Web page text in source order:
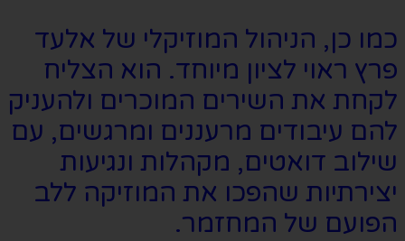
כמו כן, הניהול המוזיקלי של אלעד
פרץ ראוי לציון מיוחד. הוא הצליח
לקחת את השירים המוכרים ולהעניק
להם עיבודים מרעננים ומרגשים, עם
שילוב דואטים, מקהלות ונגיעות
יצירתיות שהפכו את המוזיקה ללב
הפועם של המחזמר.